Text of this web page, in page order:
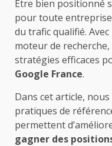
Être bien positionné
pour toute
du trafic qualifié.
moteur de
stratégies efficaces
Google France.
Dans cet article,
pratiques de
permettent
gagner des